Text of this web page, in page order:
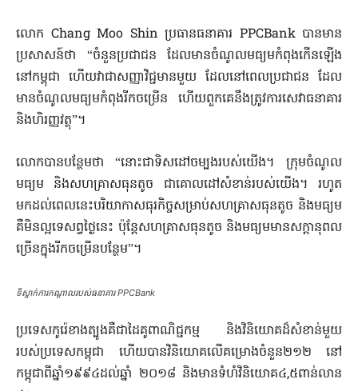
លោក​ Chang​ Moo​ Shin​ ប្រធាន​ធនាគារ​ PPCBank​ បាន​មាន
ប្រសាសន៍​ថា​ “ចំនួន​ប្រជាជន​ ដែល​មាន​ចំណូល​មធ្យម​កំពុង​កើនឡើង​
នៅ​កម្ពុជា​ ហើយ​វា​ជា​សញ្ញា​វិជ្ជមាន​មួយ​ ដែល​នៅពេល​ប្រជាជន​ ដែល​
មាន​ចំណូល​មធ្យម​កំពុង​រីកចម្រើន​ ហើយ​ពួកគេ​នឹង​ត្រូវការ​សេវា​ធនាគារ​
និង​ហិរញ្ញវត្ថុ​”។
លោក​បាន​បន្ថែម​ថា​ “នោះ​ជា​ទិសដៅ​ចម្បង​របស់​យើង​។ ក្រុម​ចំណូល​
មធ្យម​ និង​សហគ្រាស​ធុន​តូច​ ជាគោល​ដៅ​សំខាន់​របស់​យើង​។ រហូត
មកដល់​ពេលនេះ​បរិយាកាស​ធុរកិច្ច​សម្រាប់​សហគ្រាស​ធុន​តូច​ និង​មធ្យម​
គឺ​មិនល្អ​ទេស​ព្វ​ថ្ងៃនេះ​ ប៉ុន្តែ​សហគ្រាស​ធុន​តូច​ និង​មធ្យម​មាន​សក្តា​នុ​ពល​
ច្រើន​ក្នុង​រីកចម្រើន​បន្ថែម​”។
ទីស្នាក់ការកណ្ដាលរបស់​ធនាគារ PPCBank
ប្រទេស​កូរ៉េ​ខាងត្បូង​គឺជា​ដៃគូ​ពាណិជ្ជកម្ម​ និង​វិនិយោគ​ដ៏​សំខាន់​មួយ​
របស់​ប្រទេស​កម្ពុជា​ ហើយ​បាន​វិនិយោគ​លើ​គម្រោង​ចំនួន២១២​ នៅ​
កម្ពុជា​ពីឆ្នាំ១៩៩៤ដល់​ឆ្នាំ​ ២០១៨​ និង​មាន​ទំហំ​វិនិយោគ៤​,៥ពាន់​លាន​